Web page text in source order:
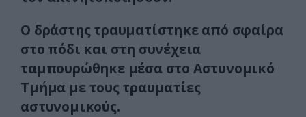
Ο δράστης τραυματίστηκε από σφαίρα
στο πόδι και στη συνέχεια
ταμπουρώθηκε μέσα στο Αστυνομικό
Τμήμα με τους τραυματίες
αστυνομικούς.